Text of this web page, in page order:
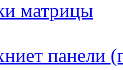
матрицы
панели